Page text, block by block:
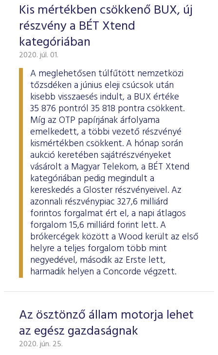
Kis mértékben csökkenő BUX, új
részvény a BÉT Xtend
kategóriában
2020. júl. 01.
A meglehetősen túlfűtött nemzetközi
tőzsdéken a június eleji csúcsok után
kisebb visszaesés indult, a BUX értéke
35 876 pontról 35 818 pontra csökkent.
Míg az OTP papírjának árfolyama
emelkedett, a többi vezető részvényé
kismértékben csökkent. A hónap során
aukció keretében sajátrészvényeket
vásárolt a Magyar Telekom, a BÉT Xtend
kategóriában pedig megindult a
kereskedés a Gloster részvényeivel. Az
azonnali részvénypiac 327,6 milliárd
forintos forgalmat ért el, a napi átlagos
forgalom 15,6 milliárd forint lett. A
brókercégek között a Wood került az első
helyre a teljes forgalom több mint
negyedével, második az Erste lett,
harmadik helyen a Concorde végzett.
Az ösztönző állam motorja lehet
az egész gazdaságnak
2020. jún. 25.